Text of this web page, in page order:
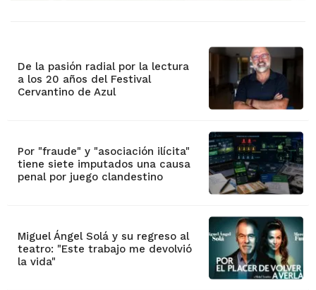
De la pasión radial por la lectura
a los 20 años del Festival
Cervantino de Azul
Por "fraude" y "asociación ilícita"
tiene siete imputados una causa
penal por juego clandestino
Miguel Ángel Solá y su regreso al
teatro: "Este trabajo me devolvió
la vida"